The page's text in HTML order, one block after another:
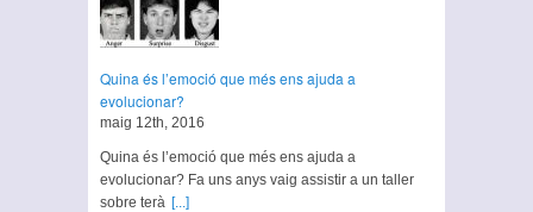
Quina és l’emoció que més ens ajuda a
evolucionar?
maig 12th, 2016
Quina és l’emoció que més ens ajuda a
evolucionar? Fa uns anys vaig assistir a un taller
sobre terà [...]